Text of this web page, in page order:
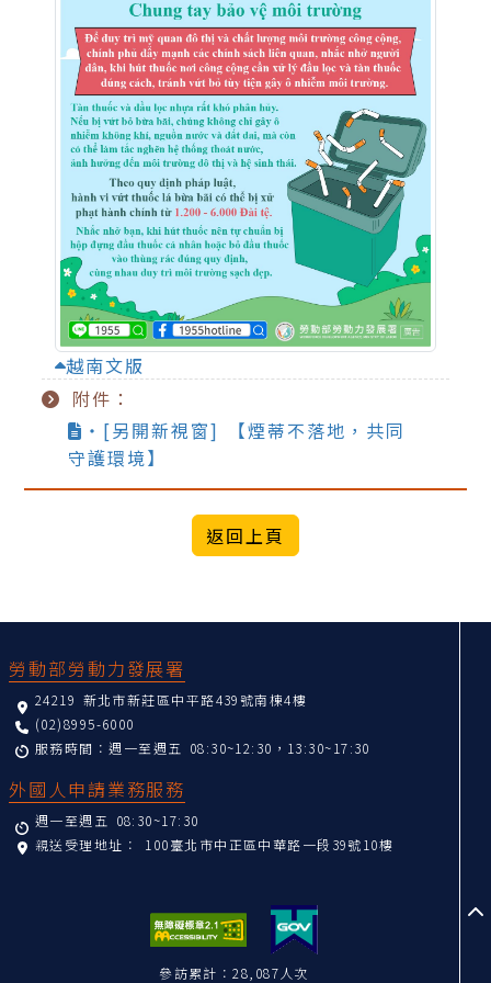
越南文版
附件：
‧[另開新視窗] 【煙蒂不落地，共同
守護環境】
勞動部勞動力發展署
24219 新北市新莊區中平路439號南棟4樓
(02)8995-6000
服務時間：週一至週五 08:30~12:30，13:30~17:30
外國人申請業務服務
週一至週五 08:30~17:30
親送受理地址： 100臺北市中正區中華路一段39號10樓
參訪累計：28,087人次
至